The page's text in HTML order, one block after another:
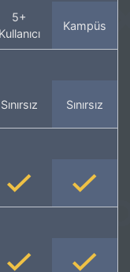
5+
Kullanıcı
Kampüs
Sınırsız Sınırsız